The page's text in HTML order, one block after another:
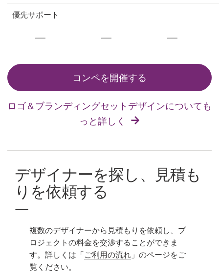
優先サポート
コンペを開催する
ロゴ＆ブランディングセットデザインについても
っと詳しく
デザイナーを探し、見積も
りを依頼する
複数のデザイナーから見積もりを依頼し、プ
ロジェクトの料金を交渉することができま
す。詳しくは「 ご利用の流れ 」のページをご
覧ください。